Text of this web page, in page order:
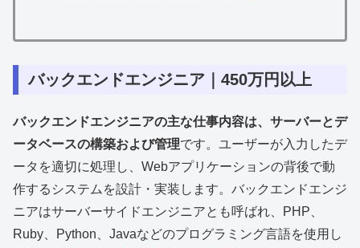
バックエンドエンジニア｜450万円以上
バックエンドエンジニアの主な仕事内容は、サーバーとデ
ータベースの構築および管理です。ユーザーが入力したデ
ータを適切に処理し、Webアプリケーションの背後で動
作するシステムを設計・実装します。バックエンドエンジ
ニアはサーバーサイドエンジニアとも呼ばれ、PHP、
Ruby、Python、Javaなどのプログラミング言語を使用し